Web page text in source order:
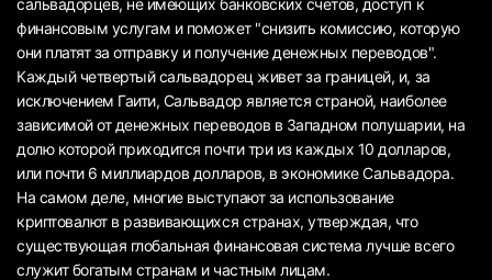
финансовым услугам и поможет "снизить комиссию, которую
они платят за отправку и получение денежных переводов".
Каждый четвертый сальвадорец живет за границей, и, за
исключением Гаити, Сальвадор является страной, наиболее
зависимой от денежных переводов в Западном полушарии, на
долю которой приходится почти три из каждых 10 долларов,
или почти 6 миллиардов долларов, в экономике Сальвадора.
На самом деле, многие выступают за использование
криптовалют в развивающихся странах, утверждая, что
существующая глобальная финансовая система лучше всего
служит богатым странам и частным лицам.